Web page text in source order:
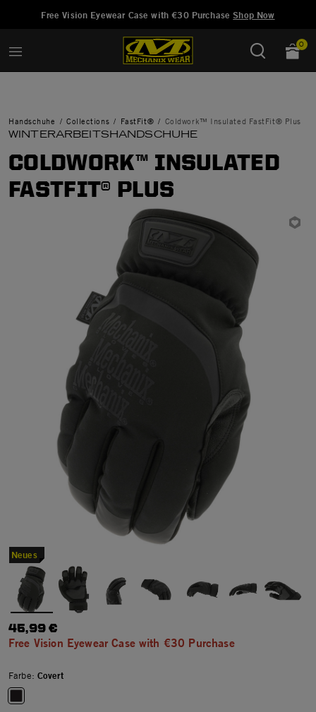
Free Vision Eyewear Case with €30 PurchaseShop Now
0
Handschuhe Collections FastFit® Coldwork™ Insulated FastFit® Plus
WINTERARBEITSHANDSCHUHE
COLDWORK™ INSULATED
FASTFIT® PLUS
Neues
45,99 €
Free Vision Eyewear Case with €30 Purchase
Farbe: Covert
Hinzugefügt zu Wunschliste verwalten